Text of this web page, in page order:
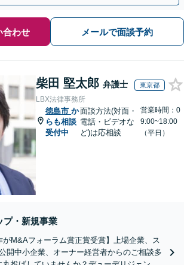
合わせ メールで面談予約
柴田 堅太郎 弁護士 東京都
LBX法律事務所
徳島市 か
らも相談
受付中
面談方法(対面・
電話・ビデオな
ど)は応相談
営業時間：0
9:00~18:00
（平日）
プ・新規事業
がM&Aフォーラム賞正賞受賞】上場企業、ス
開中小企業、オーナー経営者からのご相談多